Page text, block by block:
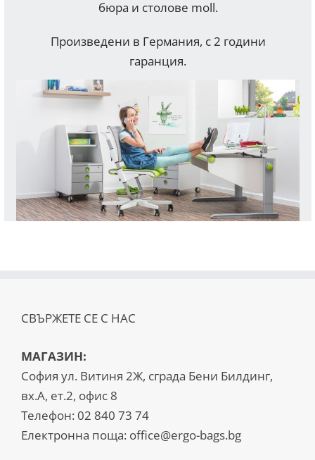
бюра и столове moll.
Произведени в Германия, с 2 години
гаранция.
СВЪРЖЕТЕ СЕ С НАС
МАГАЗИН:
София ул. Витиня 2Ж, сграда Бени Билдинг,
вх.А, ет.2, офис 8
Телефон: 02 840 73 74
Електронна поща: office@ergo-bags.bg